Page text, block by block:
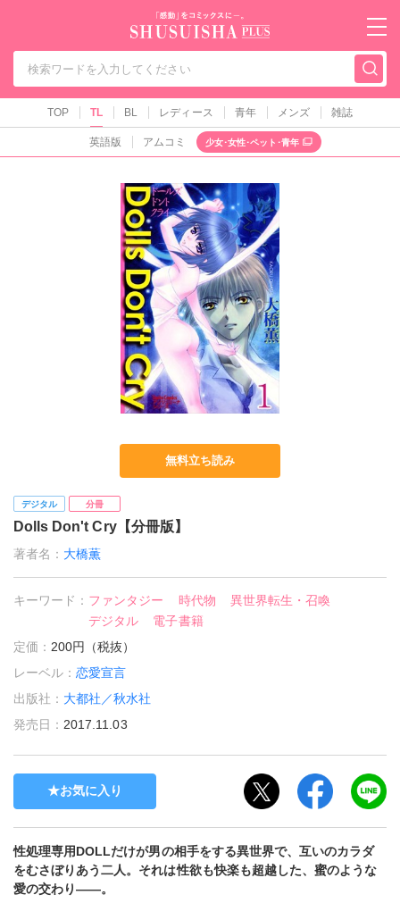
秋水社PLUS（テ
TOP TL BL レディース 青年 メンズ 雑誌
英語版 アムコミ 少女･女性･ペット･青年
無料立ち読み
デジタル 分冊
Dolls Don't Cry【分冊版】
著者名： 大橋薫
キーワード： ファンタジー 時代物
異世界転生・召喚
デジタル
電子書籍
定価： 200円（税抜）
レーベル：恋愛宣言
出版社： 大都社／秋水社
発売日： 2017.11.03
お気に入り
性処理専用DOLLだけが男の相手をする異世界で、互いのカラダ
をむさぼりあう二人。それは性欲も快楽も超越した、蜜のような
愛の交わり――。